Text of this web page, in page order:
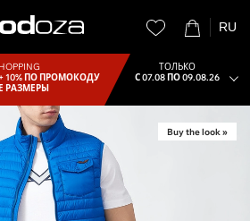
RU
10% ПО ПРОМОКОДУ
РАЗМЕРЫ
ТОЛЬКО
С 07.08 ПО 09.08.26
Buy the look »